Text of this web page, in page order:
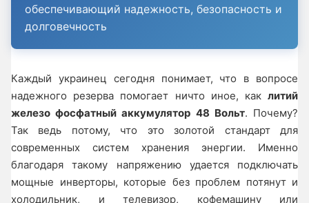
обеспечивающий надежность, безопасность и
долговечность
Каждый украинец сегодня понимает, что в вопросе
надежного резерва помогает ничто иное, как литий
железо фосфатный аккумулятор 48 Вольт. Почему?
Так ведь потому, что это золотой стандарт для
современных систем хранения энергии. Именно
благодаря такому напряжению удается подключать
мощные инверторы, которые без проблем потянут и
холодильник, и телевизор, кофемашину или